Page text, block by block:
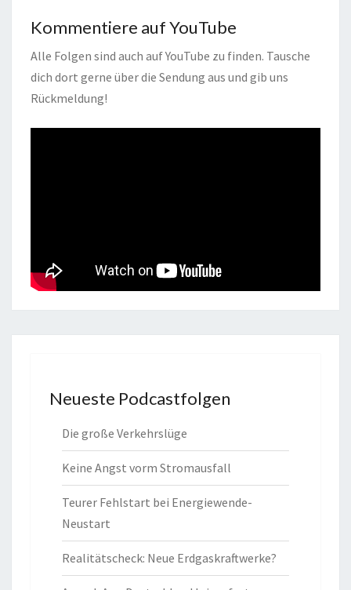
Kommentiere auf YouTube
Alle Folgen sind auch auf YouTube zu finden. Tausche
dich dort gerne über die Sendung aus und gib uns
Rückmeldung!
Neueste Podcastfolgen
Die große Verkehrslüge
Keine Angst vorm Stromausfall
Teurer Fehlstart bei Energiewende-
Neustart
Realitätscheck: Neue Erdgaskraftwerke?